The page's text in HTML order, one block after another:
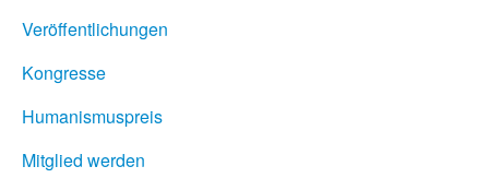
Veröffentlichungen
Kongresse
Humanismuspreis
Mitglied werden